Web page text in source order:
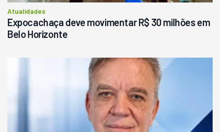
Consultar
Atualidades
Expocachaça deve movimentar R$ 30 milhões em
Belo Horizonte